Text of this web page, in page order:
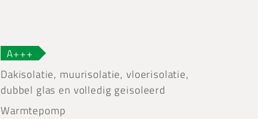
A+++
Dakisolatie, muurisolatie, vloerisolatie,
dubbel glas en volledig geisoleerd
Warmtepomp